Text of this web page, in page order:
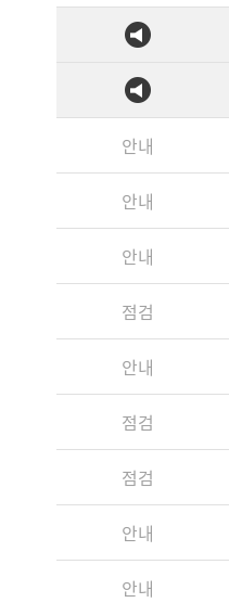
안내
안내
안내
점검
안내
점검
점검
안내
안내